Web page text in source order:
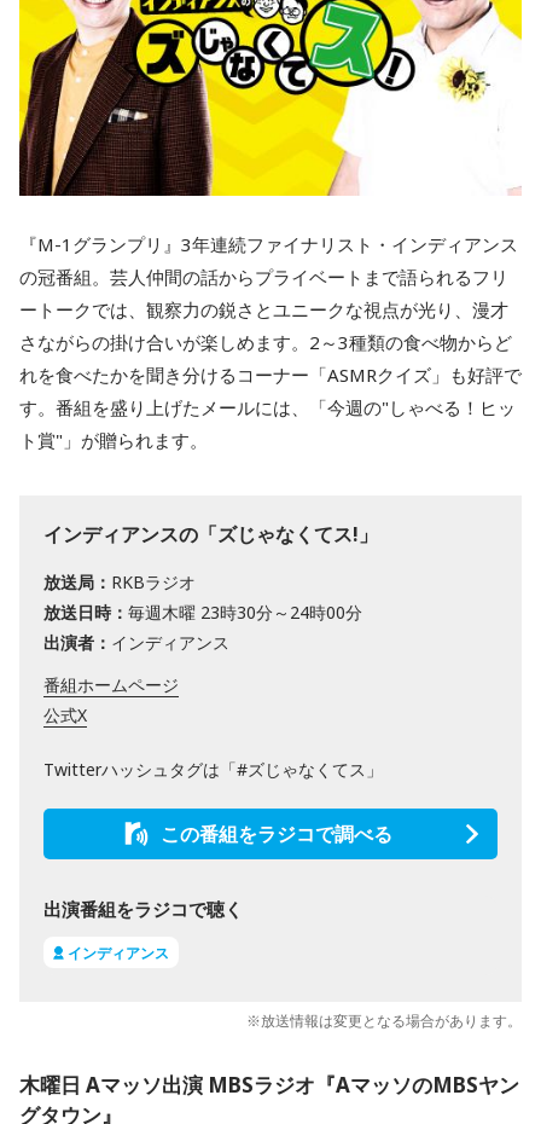
『M-1グランプリ』3年連続ファイナリスト・インディアンス
の冠番組。芸人仲間の話からプライベートまで語られるフリ
ートークでは、観察力の鋭さとユニークな視点が光り、漫才
さながらの掛け合いが楽しめます。2～3種類の食べ物からど
れを食べたかを聞き分けるコーナー「ASMRクイズ」も好評で
す。番組を盛り上げたメールには、「今週の"しゃべる！ヒッ
ト賞"」が贈られます。
インディアンスの「ズじゃなくてス!」
放送局： RKBラジオ
放送日時： 毎週木曜 23時30分～24時00分
出演者： インディアンス
番組ホームページ
公式X
Twitterハッシュタグは「#ズじゃなくてス」
この番組をラジコで調べる
出演番組をラジコで聴く
インディアンス
※放送情報は変更となる場合があります。
木曜日 Aマッソ出演 MBSラジオ『AマッソのMBSヤン
グタウン』